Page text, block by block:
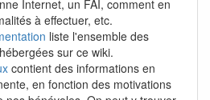
Internet, un FAI, comment en
à effectuer, etc.
liste l'ensemble des
sur ce wiki.
contient des informations en
en fonction des motivations